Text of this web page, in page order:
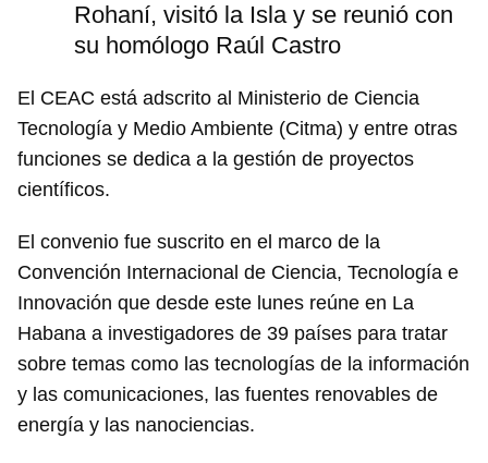
Rohaní, visitó la Isla y se reunió con
su homólogo Raúl Castro
El CEAC está adscrito al Ministerio de Ciencia
Tecnología y Medio Ambiente (Citma) y entre otras
funciones se dedica a la gestión de proyectos
científicos.
El convenio fue suscrito en el marco de la
Convención Internacional de Ciencia, Tecnología e
Innovación que desde este lunes reúne en La
Habana a investigadores de 39 países para tratar
sobre temas como las tecnologías de la información
y las comunicaciones, las fuentes renovables de
energía y las nanociencias.